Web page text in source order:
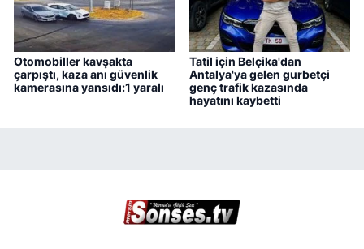
Otomobiller kavşakta
çarpıştı, kaza anı güvenlik
kamerasına yansıdı:1 yaralı
Tatil için Belçika'dan
Antalya'ya gelen gurbetçi
genç trafik kazasında
hayatını kaybetti